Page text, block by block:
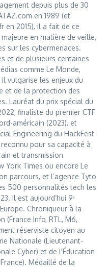
depuis plus de 30
en 1989 (et
en 2015), il a fait de ce
en matière de veille,
sur les cybermenaces.
et de plusieurs centaines
comme Le Monde,
il vulgarise les enjeux du
et de la protection des
Lauréat du prix spécial du
finaliste du premier CTF
américain (2023), et
Engineering du HackFest
pour sa capacité à
et transmission
York Times ou encore Le
parcours, et l’agence Tyto
500 personnalités tech les
Il est aujourd’hui 9ᵉ
Chroniqueur à la
(France Info, RTL, M6,
réserviste citoyen au
Nationale (Lieutenant-
Cyber) et de l'Éducation
Médaillé de la